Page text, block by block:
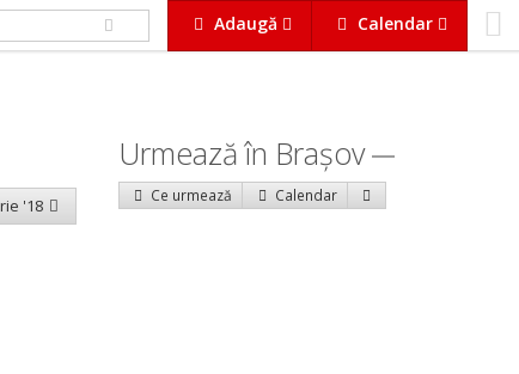
Adaugă Calendar
'18
Urmează în Braşov
Ce urmează Calendar